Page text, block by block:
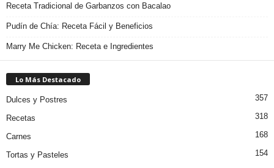
Receta Tradicional de Garbanzos con Bacalao
Pudín de Chía: Receta Fácil y Beneficios
Marry Me Chicken: Receta e Ingredientes
Lo Más Destacado
Dulces y Postres 357
Recetas 318
Carnes 168
Tortas y Pasteles
154